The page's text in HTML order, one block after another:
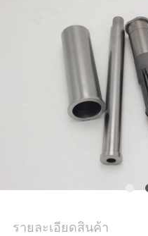
เว็บไซต์
PRIVACY
รายละเอียดสินค้า